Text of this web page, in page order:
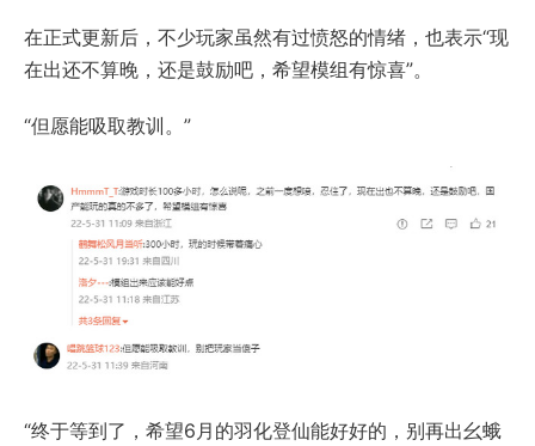
在正式更新后，不少玩家虽然有过愤怒的情绪，也表示“现
在出还不算晚，还是鼓励吧，希望模组有惊喜”。
“但愿能吸取教训。”
“终于等到了，希望6月的羽化登仙能好好的，别再出幺蛾